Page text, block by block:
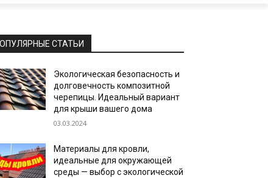
СТАТЬИ
Экологическая безопасность и
долговечность композитной
черепицы. Идеальный вариант
для крыши вашего дома
03.03.2024
Материалы для кровли,
идеальные для окружающей
среды — выбор с экологической